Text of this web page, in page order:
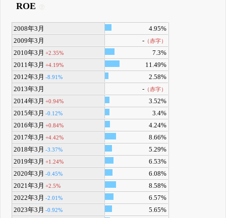
ROE
2008年3月
4.95%
2009年3月
- （赤字）
2010年3月 +2.35%
7.3%
2011年3月 +4.19%
11.49%
2012年3月 -8.91%
2.58%
2013年3月
- （赤字）
2014年3月 +0.94%
3.52%
2015年3月 -0.12%
3.4%
2016年3月 +0.84%
4.24%
2017年3月 +4.42%
8.66%
2018年3月 -3.37%
5.29%
2019年3月 +1.24%
6.53%
2020年3月 -0.45%
6.08%
2021年3月 +2.5%
8.58%
2022年3月 -2.01%
6.57%
2023年3月 -0.92%
5.65%